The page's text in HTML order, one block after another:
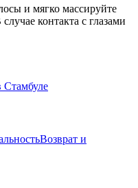
и мягко массируйте
контакта с глазами
Возврат и